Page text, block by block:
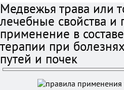
Медвежья трава или
лечебные свойства и
применение в
терапии при
путей и почек